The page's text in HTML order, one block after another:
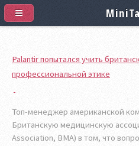
Palantir попытался учить
профессиональной этике
Топ-менеджер американской
Британскую медицинскую
Association, BMA) в том, что